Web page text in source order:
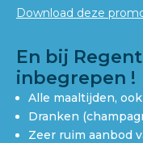
Download deze
En bij
inbegrepen !
Alle maaltijden,
Dranken
Zeer ruim aanbod